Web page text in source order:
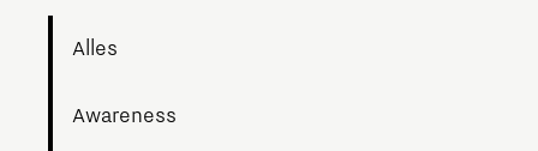
Alles
Awareness